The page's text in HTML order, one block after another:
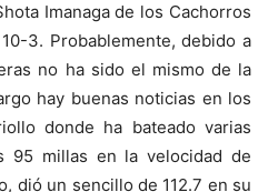
Imanaga de los Cachorros
3. Probablemente, debido a
no ha sido el mismo de la
hay buenas noticias en los
donde ha bateado varias
95 millas en la velocidad de
dió un sencillo de 112.7 en su